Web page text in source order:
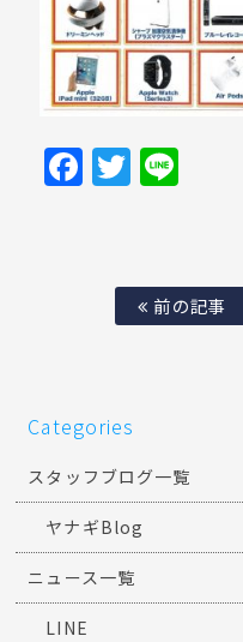
Facebook
Twitter
前の記事
Categories
スタッフブログ一覧
ヤナギBlog
ニュース一覧
LINE